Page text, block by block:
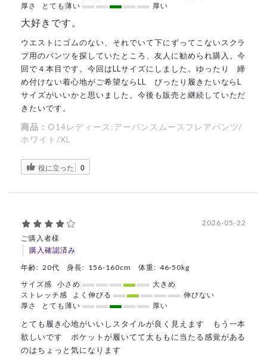
厚さ
とても薄い 厚い
大好きです。
ウエストにゴムのない、それでいて下にずってこないスクラ
ブ用のパンツを探していたところ、友人に勧められ購入。今
回で４本目です。今回はLLサイズにしました。ゆったり 締
め付けない着心地がご希望ならLL ぴったり履きたいならL
サイズがいいかと思いました。今後も販売と継続していただ
きたいです。
商品： O14レディース:アーバンスムースフレアパンツ/
ホワイト/XL
役に立った 0
ご購入者様
購入確認済み
2026-05-22
年齢: 20代 身長: 156-160cm 体重: 46-50kg
サイズ感
小さめ
大きめ
ストレッチ感
よく伸びる
伸びない
厚さ
とても薄い 厚い
とても履き心地がいいしスタイルが良く見えます もう一本
欲しいです ポケットが履いてて太ももに当たる感覚がある
のはちょっと気になります